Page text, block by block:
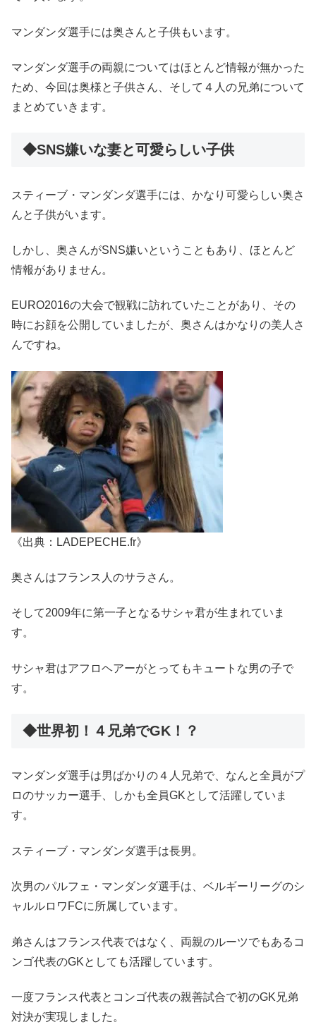
マンダンダ選手には奥さんと子供もいます。
マンダンダ選手の両親についてはほとんど情報が無かった
ため、今回は奥様と子供さん、そして４人の兄弟について
まとめていきます。
◆SNS嫌いな妻と可愛らしい子供
スティーブ・マンダンダ選手には、かなり可愛らしい奥さ
んと子供がいます。
しかし、奥さんがSNS嫌いということもあり、ほとんど
情報がありません。
EURO2016の大会で観戦に訪れていたことがあり、その
時にお顔を公開していましたが、奥さんはかなりの美人さ
んですね。
《出典：LADEPECHE.fr》
奥さんはフランス人のサラさん。
そして2009年に第一子となるサシャ君が生まれていま
す。
サシャ君はアフロヘアーがとってもキュートな男の子で
す。
◆世界初！４兄弟でGK！？
マンダンダ選手は男ばかりの４人兄弟で、なんと全員がプ
ロのサッカー選手、しかも全員GKとして活躍していま
す。
スティーブ・マンダンダ選手は長男。
次男のパルフェ・マンダンダ選手は、ベルギーリーグのシ
ャルルロワFCに所属しています。
弟さんはフランス代表ではなく、両親のルーツでもあるコ
ンゴ代表のGKとしても活躍しています。
一度フランス代表とコンゴ代表の親善試合で初のGK兄弟
対決が実現しました。